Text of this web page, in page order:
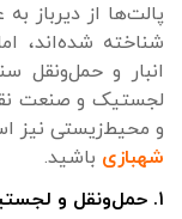
پالت‌ها از دیرباز
شناخته شده‌اند،
انبار و حمل‌ونقل
لجستیک و صنعت
و محیط‌زیستی نیز
شهبازی باشید.
۱. حمل‌ونقل و لجستیک